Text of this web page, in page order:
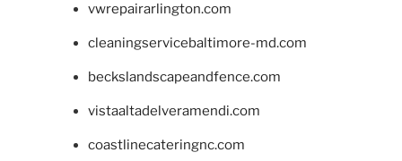
vwrepairarlington.com
cleaningservicebaltimore-md.com
beckslandscapeandfence.com
vistaaltadelveramendi.com
coastlinecateringnc.com